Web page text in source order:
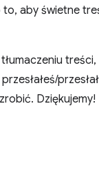
to, aby świetne
treści,
Dziękujemy!